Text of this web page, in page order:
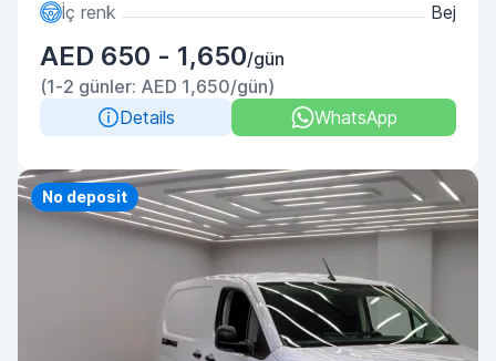
İç renk
Bej
AED 650 - 1,650/gün
(1-2 günler: AED 1,650/gün)
Details
WhatsApp
Priority
No deposit